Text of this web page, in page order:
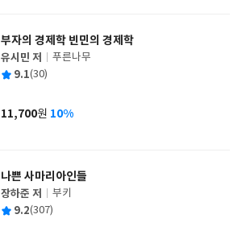
부자의 경제학 빈민의 경제학
글
쓴
유시민 저
출
사
푸른나무
평 9.1(30)
가
11,700원 10%
나쁜 사마리아인들
글
쓴
장하준 저
출
부키
평 9.2(307)